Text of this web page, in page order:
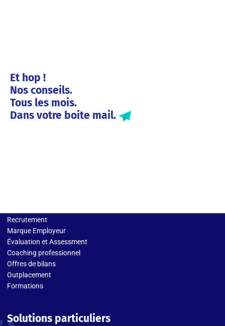
Et hop !
Nos conseils.
Tous les mois.
Dans votre boite mail.
Recrutement
Marque Employeur
Évaluation et Assessment
Coaching professionnel
Offres de bilans
Outplacement
Formations
Solutions particuliers